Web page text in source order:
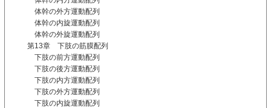
体幹の外方運動配列
体幹の内旋運動配列
体幹の外旋運動配列
第13章 下肢の筋膜配列
下肢の前方運動配列
下肢の後方運動配列
下肢の内方運動配列
下肢の外方運動配列
下肢の内旋運動配列